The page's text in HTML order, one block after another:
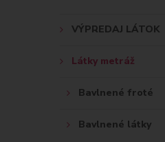
Ť
:
VÝPREDAJ LÁTOK
Látky metráž
Bavlnené froté
Bavlnené látky